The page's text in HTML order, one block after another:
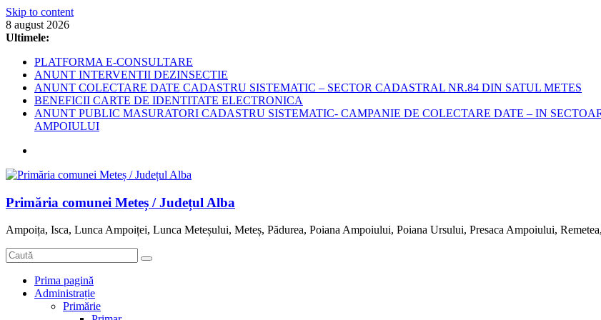
Skip to content
8 august 2026
Ultimele:
PLATFORMA E-CONSULTARE
ANUNT INTERVENTII DEZINSECTIE
ANUNT COLECTARE DATE CADASTRU SISTEMATIC – SECTOR CADASTRAL NR.84 DIN SATUL METES
BENEFICII CARTE DE IDENTITATE ELECTRONICA
ANUNT PUBLIC MASURATORI CADASTRU SISTEMATIC- CAMPANIE DE COLECTARE DATE – IN
AMPOIULUI
Primăria comunei Meteș / Județul Alba
Ampoița, Isca, Lunca Ampoiței, Lunca Meteșului, Meteș, Pădurea, Poiana Ampoiului, Poiana Ursului, Presaca Ampoiului,
Prima pagină
Administrație
Primărie